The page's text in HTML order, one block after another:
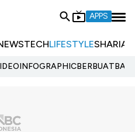
APPS
TECHLIFESTYLESHARIA
INFOGRAPHIC